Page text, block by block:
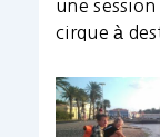
une
cirque à